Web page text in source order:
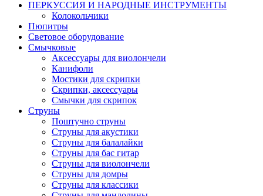
ПЕРКУССИЯ И НАРОДНЫЕ ИНСТРУМЕНТЫ
Колокольчики
Пюпитры
Световое оборудование
Смычковые
Аксессуары для виолончели
Канифоли
Мостики для скрипки
Скрипки, аксессуары
Смычки для скрипок
Струны
Поштучно струны
Струны для акустики
Струны для балалайки
Струны для бас гитар
Струны для виолончели
Струны для домры
Струны для классики